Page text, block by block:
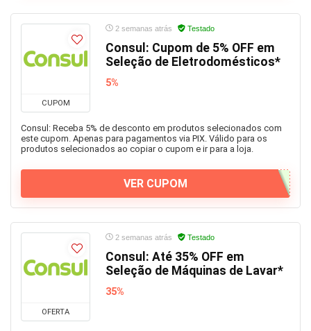
CUPOM
2 semanas atrás Testado
Consul: Cupom de 5% OFF em
Seleção de Eletrodomésticos*
5%
Consul: Receba 5% de desconto em produtos selecionados com
este cupom. Apenas para pagamentos via PIX. Válido para os
produtos selecionados ao copiar o cupom e ir para a loja.
VER CUPOM
OFERTA
2 semanas atrás Testado
Consul: Até 35% OFF em
Seleção de Máquinas de Lavar*
35%